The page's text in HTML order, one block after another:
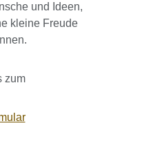
und Ideen,
kleine Freude
zum